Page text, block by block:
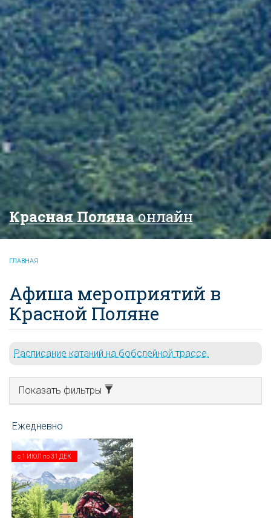
Красная Полянаонлайн
ГЛАВНАЯ
Афиша мероприятий в
Красной Поляне
Расписание катаний на бобслейной трассе.
Показать фильтры
с 1 ИЮЛ по31 ДЕК